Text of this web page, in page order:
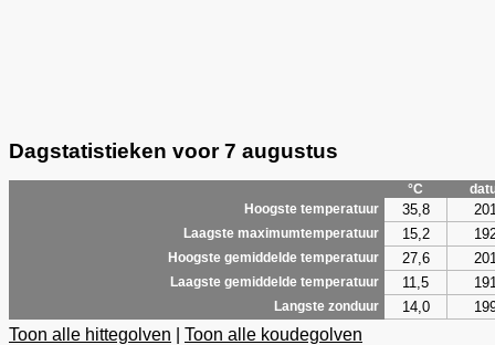
Dagstatistieken voor 7 augustus
°C
Hoogste temperatuur
35,8
Laagste maximumtemperatuur 15,2
Hoogste gemiddelde temperatuur 27,6
Laagste gemiddelde temperatuur 11,5
Langste zonduur 14,0
Toon alle hittegolven
Toon alle koudegolven